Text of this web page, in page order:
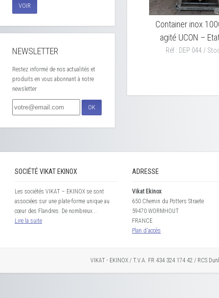
VOIR
NEWSLETTER
Restez informé de nos actualités et
produits en vous abonnant à notre
newsletter
OK
Container inox 998 litres –
Réf : DEP 046 / Stock : 12
Container inox
agité UCON –
Réf : DEP 044 /
SOCIÉTÉ VIKAT EKINOX
Les sociétés VIKAT – EKINOX se sont
associées sur une plate-forme unique au
cœur des Flandres. De nombreux...
Lire la suite
ADRESSE
Vikat Ekinox
650 Chemin du Potters Straete
59470 WORMHOUT
FRANCE
Plan d'accès
VIKAT - EKINOX / T.V.A. FR 434 324 174 42 / RCS